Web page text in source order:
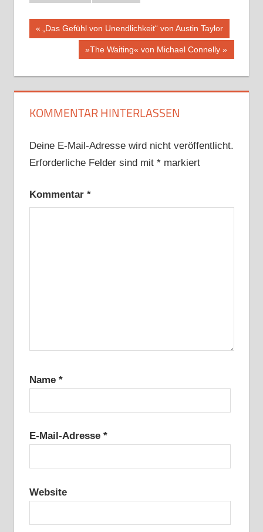
Beitragsnavigation
Vorheriger
„Das Gefühl von Unendlichkeit“ von Austin Taylor
Nächster
»The Waiting« von Michael Connelly
KOMMENTAR HINTERLASSEN
Deine E-Mail-Adresse wird nicht veröffentlicht.
Erforderliche Felder sind mit *markiert
Kommentar *
Name *
E-Mail-Adresse *
Website